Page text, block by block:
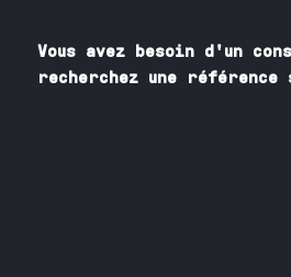
Vous avez besoin d'un
recherchez une référence